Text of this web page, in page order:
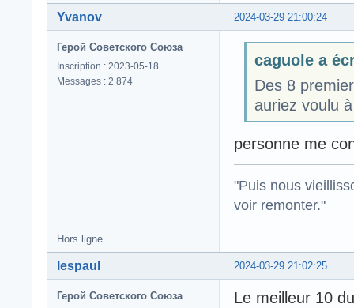
2024-03-29 21:00:24
Yvanov
Герой Советского Союза
Inscription : 2023-05-18
Messages : 2 874
caguole a
Des 8
auriez voulu
personne me
"Puis nous
voir remonter."
Hors ligne
2024-03-29 21:02:25
lespaul
Герой Советского Союза
Le meilleur 10